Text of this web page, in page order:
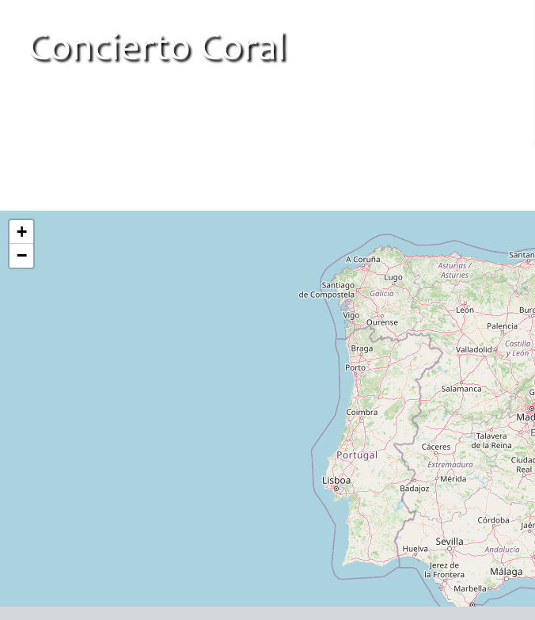
Concierto Coral
+
−